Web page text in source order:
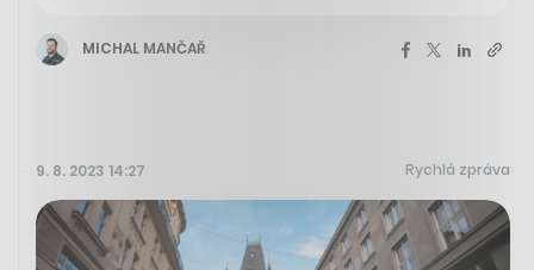
MICHAL MANČAŘ
9. 8. 2023 14:27 Rychlá zpráva